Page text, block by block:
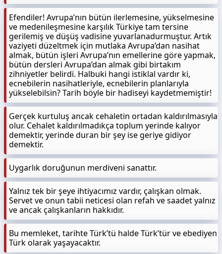
Efendiler! Avrupa’nın bütün ilerlemesine, yükselmesine
ve medenileşmesine karşılık Türkiye tam tersine
gerilemiş ve düşüş vadisine yuvarlanadurmuştur. Artık
vaziyeti düzeltmek için mutlaka Avrupa’dan nasihat
almak, bütün işleri Avrupa’nın emellerine göre yapmak,
bütün dersleri Avrupa’dan almak gibi birtakım
zihniyetler belirdi. Halbuki hangi istiklal vardır ki,
ecnebilerin nasihatleriyle, ecnebilerin planlarıyla
yükselebilsin? Tarih böyle bir hadiseyi kaydetmemiştir!
Gerçek kurtuluş ancak cehaletin ortadan kaldırılmasıyla
olur. Cehalet kaldırılmadıkça toplum yerinde kalıyor
demektir, yerinde duran bir şey ise geriye gidiyor
demektir.
Uygarlık doruğunun merdiveni sanattır.
Yalnız tek bir şeye ihtiyacımız vardır, çalışkan olmak.
Servet ve onun tabii neticesi olan refah ve saadet yalnız
ve ancak çalışkanların hakkıdır.
Bu memleket, tarihte Türk’tü halde Türk’tür ve ebediyen
Türk olarak yaşayacaktır.